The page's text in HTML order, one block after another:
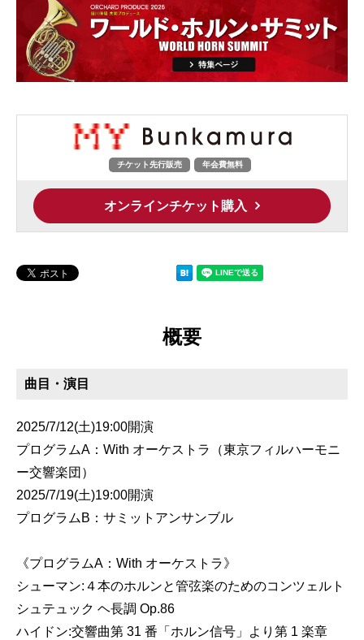
チケット先行販売 年会費無料
オンラインチケット購入
概要
曲目・演目
2025/7/12(土)19:00開演
プログラムA：With オーケストラ（東京フィルハーモニ
ー交響楽団）
2025/7/19(土)19:00開演
プログラムB：サミットアンサンブル
《プログラムA：With オーケストラ》
シューマン:４本のホルンと管弦楽のためのコンツェルト
シュテュック ヘ長調 Op.86
ハイドン:交響曲第 31 番「ホルン信号」より第 1 楽章